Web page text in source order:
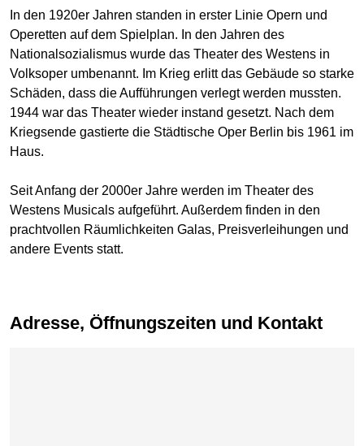
In den 1920er Jahren standen in erster Linie Opern und
Operetten auf dem Spielplan. In den Jahren des
Nationalsozialismus wurde das Theater des Westens in
Volksoper umbenannt. Im Krieg erlitt das Gebäude so starke
Schäden, dass die Aufführungen verlegt werden mussten.
1944 war das Theater wieder instand gesetzt. Nach dem
Kriegsende gastierte die Städtische Oper Berlin bis 1961 im
Haus.
Seit Anfang der 2000er Jahre werden im Theater des
Westens Musicals aufgeführt. Außerdem finden in den
prachtvollen Räumlichkeiten Galas, Preisverleihungen und
andere Events statt.
Adresse, Öffnungszeiten und Kontakt